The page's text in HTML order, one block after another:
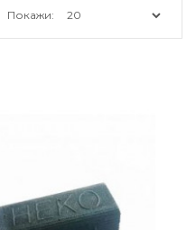
Покажи: